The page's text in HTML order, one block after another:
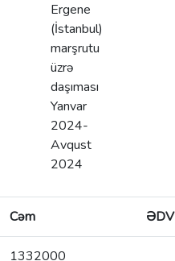
Ergene
(İstanbul)
marşrutu
üzrə
daşıması
Yanvar
2024-
Avqust
2024
Cəm ƏDV
1332000